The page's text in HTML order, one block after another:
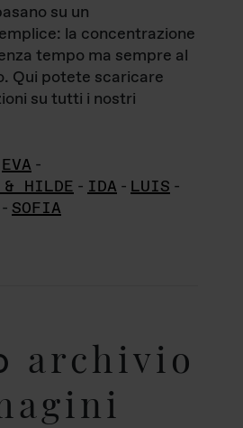
su un
la concentrazione
tempo ma sempre al
Qui potete scaricare
su tutti i nostri
EVA -
& HILDE - IDA - LUIS -
- SOFIA
archivio